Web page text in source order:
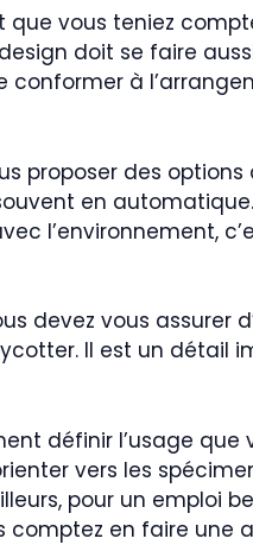
vous teniez
doit se faire
conformer à
proposer des
en
l’environnement,
devez vous assurer
Il est un détail
définir l’usage que
vers les
pour un emploi
comptez en faire